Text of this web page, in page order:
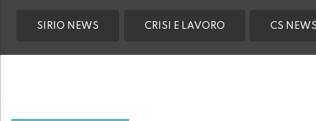
SIRIO NEWS CRISI E LAVORO CS